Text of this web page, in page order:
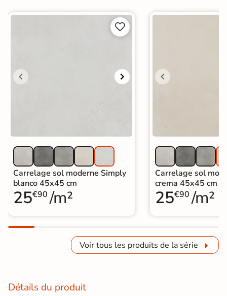


Carrelage sol moderne Simply
blanco 45x45 cm
25€90 /m²
Carrelage sol
crema 45x45 cm
25€90 /m²
Voir tous les produits de la série
Détails du produit